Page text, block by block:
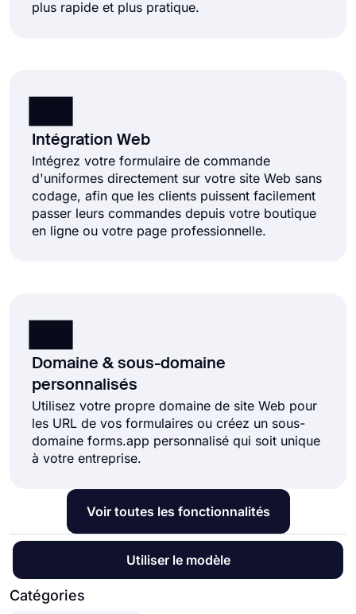
plus rapide et plus pratique.
Intégration Web
Intégrez votre formulaire de commande
d'uniformes directement sur votre site Web sans
codage, afin que les clients puissent facilement
passer leurs commandes depuis votre boutique
en ligne ou votre page professionnelle.
Domaine & sous-domaine
personnalisés
Utilisez votre propre domaine de site Web pour
les URL de vos formulaires ou créez un sous-
domaine forms.app personnalisé qui soit unique
à votre entreprise.
Voir toutes les fonctionnalités
Utiliser le modèle
Catégories